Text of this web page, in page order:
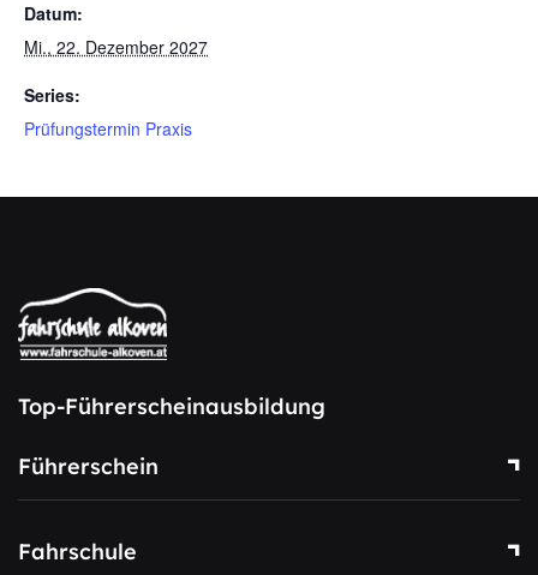
Datum:
Mi., 22. Dezember 2027
Series:
Prüfungstermin Praxis
Top-Führerscheinausbildung
Führerschein
Fahrschule